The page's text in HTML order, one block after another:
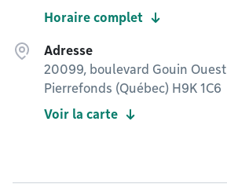
Horaire complet
Adresse
20099, boulevard Gouin Ouest
Pierrefonds (Québec) H9K 1C6
Voir la carte